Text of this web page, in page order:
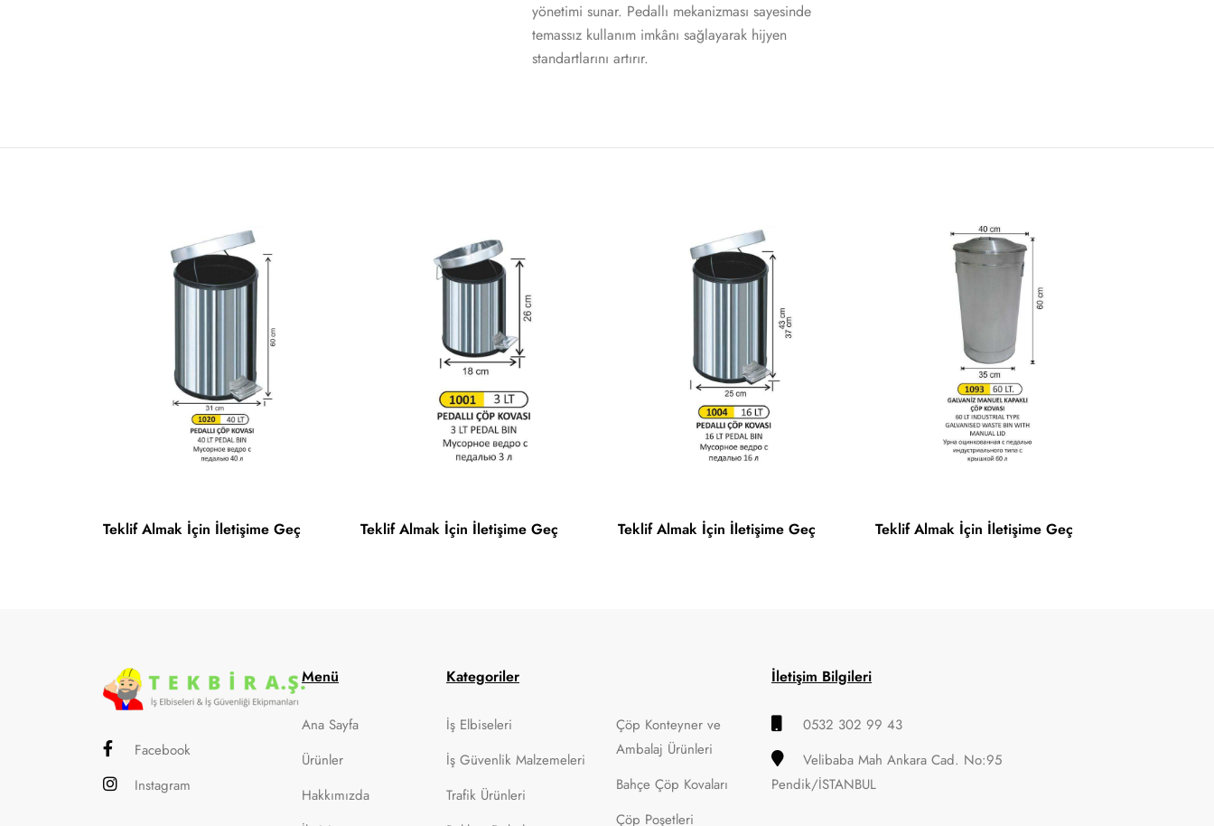
yönetimi sunar. Pedallı mekanizması sayesinde
temassız kullanım imkânı sağlayarak hijyen
standartlarını artırır.
Teklif Almak İçin İletişime Geç Teklif Almak İçin İletişime Geç Teklif Almak İçin İletişime Geç Teklif Almak İçin İletişime Geç
Facebook
Instagram
Menü
Ana Sayfa
Ürünler
Hakkımızda
Kategoriler
İş Elbiseleri
İş Güvenlik Malzemeleri
Trafik Ürünleri
Çöp Konteyner ve
Ambalaj Ürünleri
Bahçe Çöp Kovaları
Çöp Poşetleri
İletişim Bilgileri
0532 302 99 43
Velibaba Mah Ankara Cad. No:95
Pendik/İSTANBUL